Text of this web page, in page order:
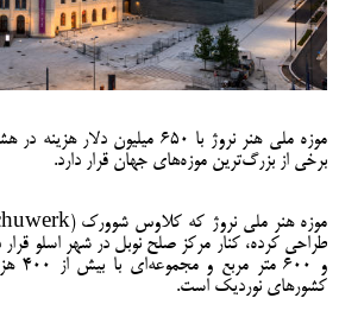
موزه ملی هنر نروژ با ۶۵۰
برخی از بزرگ‌ترین موزه‌های جهان قرار دارد.
و
کشورهای نوردیک است.